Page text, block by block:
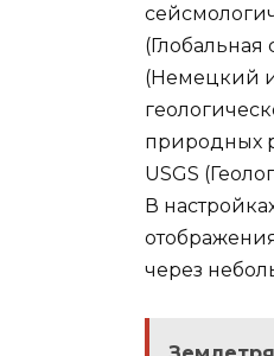
(Немецкий
природных
USGS
В
через